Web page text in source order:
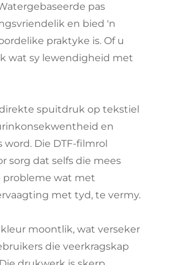
pas
en bied 'n
praktyke is. Of u
wat sy lewendigheid met
spuitdruk op tekstiel
en
Die DTF-filmrol
sorg dat selfs die mees
probleme wat met
met tyd, te vermy.
moontlik, wat verseker
die veerkragskap